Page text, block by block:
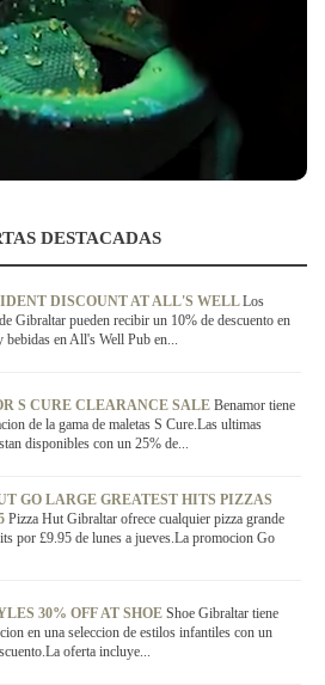
DESTACADAS
DISCOUNT AT ALL'S WELLLos
Gibraltar pueden recibir un 10% de descuento en
bebidas en All's Well Pub en...
S CURE CLEARANCE SALE Benamor tiene
de la gama de maletas S Cure.Las ultimas
disponibles con un 25% de...
GO LARGE GREATEST HITS PIZZAS
Pizza Hut Gibraltar ofrece cualquier pizza grande
por £9.95 de lunes a jueves.La promocion Go
30% OFF AT SHOE Shoe Gibraltar tiene
en una seleccion de estilos infantiles con un
oferta incluye...